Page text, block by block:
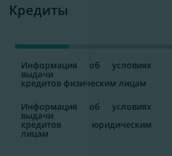
Кредиты
Информация об условиях
выдачи
кредитов физическим лицам
Информация об условиях
выдачи
кредитов юридическим
лицам